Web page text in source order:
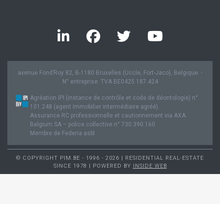
avenue Fond’Roy 82, B-1180 Bruxelles (Uccle, Fort-Jaco), Belgique. -
N° entreprise: TVA BE0425.187.424
Agréation IPI (instance de contrôle et code de déontologie) n°
101.248 (agent immobilier intermédiaire agréé).
Assurance RC professionnelle et cautionnement via AXA
Belgium SA – police collective n° 730.390.160
Membre de Federia asbl
© COPYRIGHT PIM.BE - 1996 - 2026 | RESIDENTIAL REAL-ESTATE
SINCE 1978 | POWERED BY INSIDE WEB